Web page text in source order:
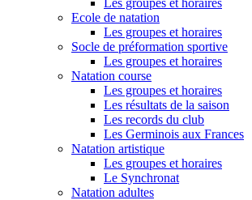
Les groupes et horaires
Ecole de natation
Les groupes et horaires
Socle de préformation sportive
Les groupes et horaires
Natation course
Les groupes et horaires
Les résultats de la saison
Les records du club
Les Germinois aux Frances
Natation artistique
Les groupes et horaires
Le Synchronat
Natation adultes